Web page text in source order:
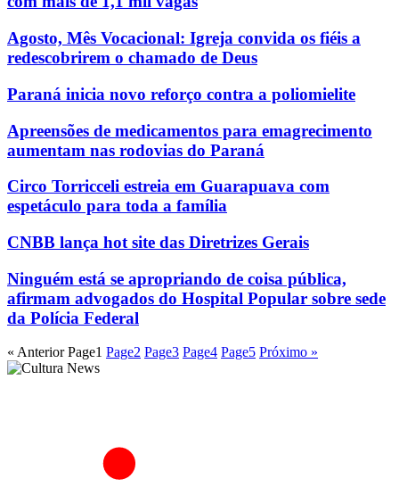
Agosto, Mês Vocacional: Igreja convida os fiéis a
redescobrirem o chamado de Deus
Paraná inicia novo reforço contra a poliomielite
Apreensões de medicamentos para emagrecimento
aumentam nas rodovias do Paraná
Circo Torricceli estreia em Guarapuava com
espetáculo para toda a família
CNBB lança hot site das Diretrizes Gerais
Ninguém está se apropriando de coisa pública,
afirmam advogados do Hospital Popular sobre sede
da Polícia Federal
« Anterior Page1 Page2 Page3 Page4 Page5 Próximo »